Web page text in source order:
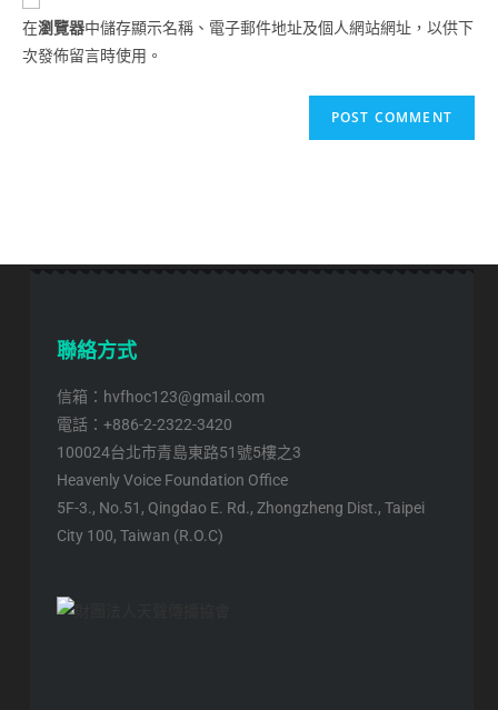
在瀏覽器中儲存顯示名稱、電子郵件地址及個人網站網址，以供下
次發佈留言時使用。
聯絡方式
信箱：hvfhoc123@gmail.com
電話：+886-2-2322-3420
100024台北市青島東路51號5樓之3
Heavenly Voice Foundation Office
5F-3., No.51, Qingdao E. Rd., Zhongzheng Dist., Taipei
City 100, Taiwan (R.O.C)